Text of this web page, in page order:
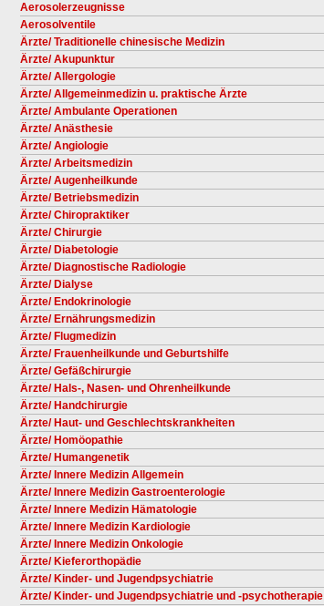
Aerosolerzeugnisse
Aerosolventile
Ärzte/ Traditionelle chinesische Medizin
Ärzte/ Akupunktur
Ärzte/ Allergologie
Ärzte/ Allgemeinmedizin u. praktische Ärzte
Ärzte/ Ambulante Operationen
Ärzte/ Anästhesie
Ärzte/ Angiologie
Ärzte/ Arbeitsmedizin
Ärzte/ Augenheilkunde
Ärzte/ Betriebsmedizin
Ärzte/ Chiropraktiker
Ärzte/ Chirurgie
Ärzte/ Diabetologie
Ärzte/ Diagnostische Radiologie
Ärzte/ Dialyse
Ärzte/ Endokrinologie
Ärzte/ Ernährungsmedizin
Ärzte/ Flugmedizin
Ärzte/ Frauenheilkunde und Geburtshilfe
Ärzte/ Gefäßchirurgie
Ärzte/ Hals-, Nasen- und Ohrenheilkunde
Ärzte/ Handchirurgie
Ärzte/ Haut- und Geschlechtskrankheiten
Ärzte/ Homöopathie
Ärzte/ Humangenetik
Ärzte/ Innere Medizin Allgemein
Ärzte/ Innere Medizin Gastroenterologie
Ärzte/ Innere Medizin Hämatologie
Ärzte/ Innere Medizin Kardiologie
Ärzte/ Innere Medizin Onkologie
Ärzte/ Kieferorthopädie
Ärzte/ Kinder- und Jugendpsychiatrie
Ärzte/ Kinder- und Jugendpsychiatrie und -psychotherapie